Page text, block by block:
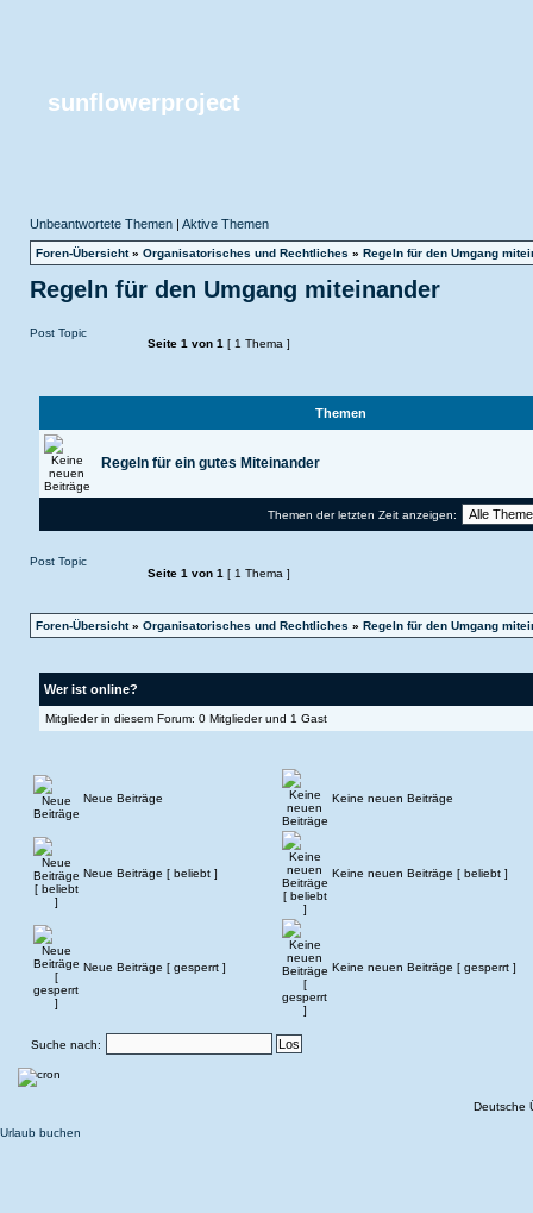
sunflowerproject
Unbeantwortete Themen| Aktive Themen
Foren-Übersicht» Organisatorisches und Rechtliches » Regeln für den Umgang
Regeln für den Umgang miteinander
Post Topic
Seite 1 von 1 [ 1 Thema ]
Themen
Regeln für ein gutes Miteinander
Themen der letzten Zeit anzeigen:
Post Topic
Seite 1 von 1 [ 1 Thema ]
Foren-Übersicht» Organisatorisches und Rechtliches » Regeln für den Umgang
Wer ist online?
Mitglieder in diesem Forum: 0 Mitglieder und 1 Gast
Neue Beiträge Keine neuen Beiträge
Neue Beiträge [ beliebt ] Keine neuen Beiträge [ beliebt ]
Neue Beiträge [ gesperrt ] Keine neuen Beiträge [ gesperrt ]
Suche nach:
Deutsche
Urlaub buchen